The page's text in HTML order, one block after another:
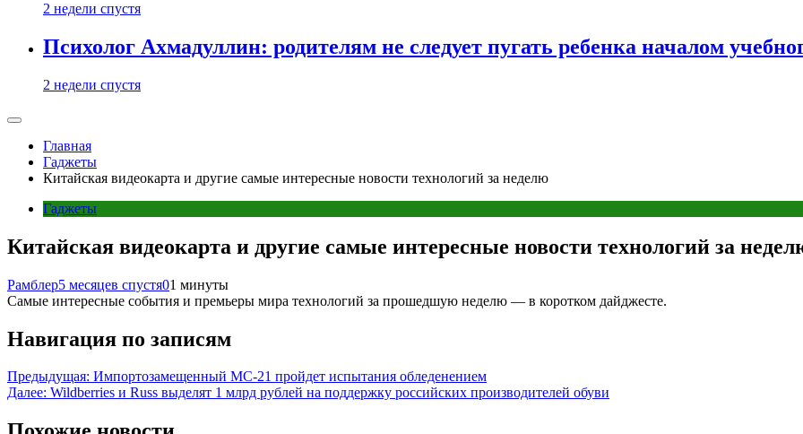
2 недели спустя
Психолог Ахмадуллин: родителям не следует пугать ребенка началом
2 недели спустя
Главная
Гаджеты
Китайская видеокарта и другие самые интересные новости технологий за неделю
Гаджеты
Китайская видеокарта и другие самые интересные новости технологий за
Рамблер5 месяцев спустя01 минуты
Самые интересные события и премьеры мира технологий за прошедшую неделю — в коротком дайджесте.
Навигация по записям
Предыдущая: Импортозамещенный МС-21 пройдет испытания обледенением
Далее: Wildberries и Russ выделят 1 млрд рублей на поддержку российских производителей обуви